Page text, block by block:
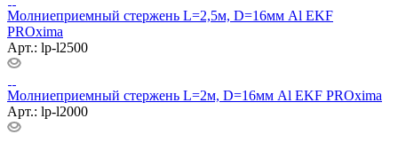
Молниеприемный стержень L=2,5м, D=16мм Al EKF
PROxima
Арт.: lp-l2500
Молниеприемный стержень L=2м, D=16мм Al EKF PROxima
Арт.: lp-l2000